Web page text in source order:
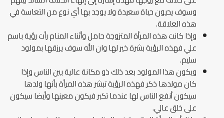
وسوف يحيون حياة سعيدة ولا يوجد بها أي نوع من التعاسة في
هذه العلاقة.
وإذا كانت هذه المرأة المتزوجة حامل وأثناء المنام رأت رؤية باسم
علي فهذه الرؤية بشرة خير لها وان الله سوف يرزقها بمولود
سليم.
ويكون هذا المولود بعد ذلك ذو مكانة عالية بين الناس وإذا
كان مولدها ذكر فهذه الرؤية تبشر هذه المرأة بأنها ولدها
سيكون أنفع الناس لها عندما تكبر فيكون معينها وأيضا سيكون
على خلق عالي.